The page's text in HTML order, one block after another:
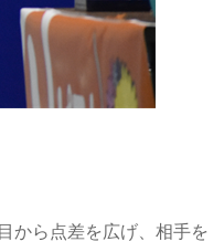
から点差を広げ、相手を